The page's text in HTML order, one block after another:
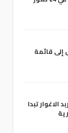
إلى قائمة
تبدا